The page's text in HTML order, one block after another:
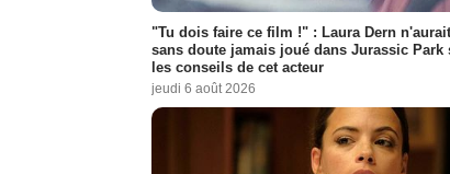
"Tu dois faire ce film !" : Laura Dern n'aurait
sans doute jamais joué dans Jurassic Park
les conseils de cet acteur
jeudi 6 août 2026